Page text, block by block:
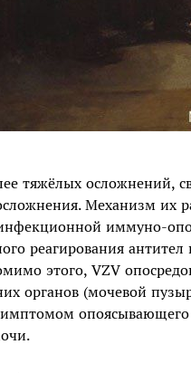
тяжёлых осложнений,
Механизм их
иммуно-
реагирования
этого, VZV
органов (мочевой
опоясывающего